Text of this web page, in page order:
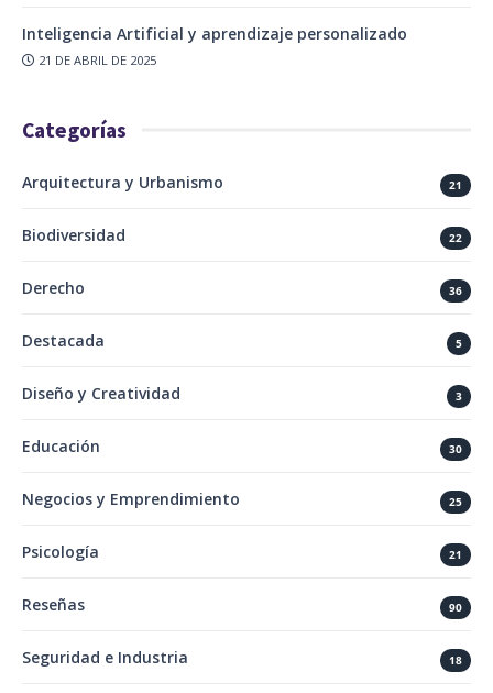
Inteligencia Artificial y aprendizaje personalizado
21 DE ABRIL DE 2025
Categorías
Arquitectura y Urbanismo 21
Biodiversidad 22
Derecho 36
Destacada 5
Diseño y Creatividad 3
Educación 30
Negocios y Emprendimiento 25
Psicología 21
Reseñas 90
Seguridad e Industria 18